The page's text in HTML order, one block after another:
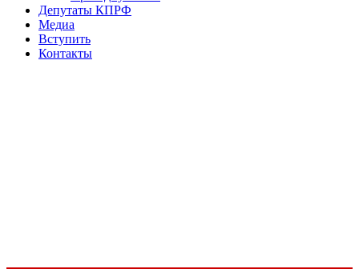
Депутаты КПРФ
Медиа
Вступить
Контакты